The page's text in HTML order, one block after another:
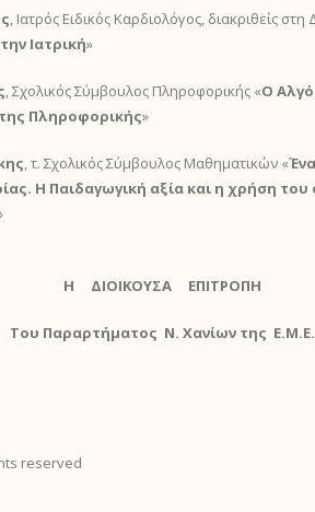
, Ιατρός Ειδικός Καρδιολόγος, διακριθείς
Ιατρική»
, Σχολικός Σύμβουλος Πληροφορικής «Ο
Πληροφορικής»
, τ. Σχολικός Σύμβουλος Μαθηματικών «
Η Παιδαγωγική αξία και η χρήση του
Η ΔΙΟΙΚΟΥΣΑ ΕΠΙΤΡΟΠΗ
Του Παραρτήματος Ν. Χανίων της Ε.Μ.Ε.
reserved